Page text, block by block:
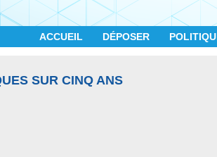
ACCUEIL DÉPOSER
SUR CINQ ANS